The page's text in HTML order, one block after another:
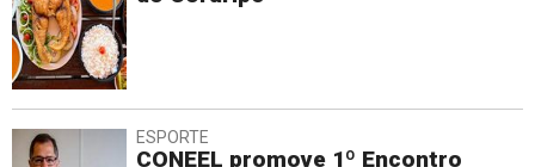
ESPORTE
CONEEL promove 1º Encontro